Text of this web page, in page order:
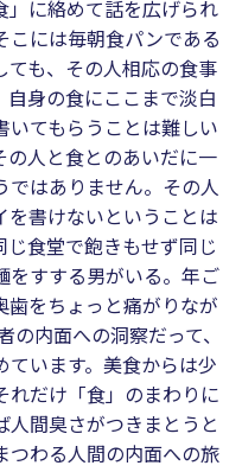
に絡めて話を広げられ
こには毎朝食パンである
ても、その人相応の食事
身の食にここまで淡白
いてもらうことは難しい
の人と食とのあいだに一
ではありません。その人
を書けないということは
食堂で飽きもせず同じ
をすする男がいる。年ご
歯をちょっと痛がりなが
内面への洞察だって、
います。美食からは少
れだけ「食」のまわりに
間臭さがつきまとうと
つわる人間の内面への旅